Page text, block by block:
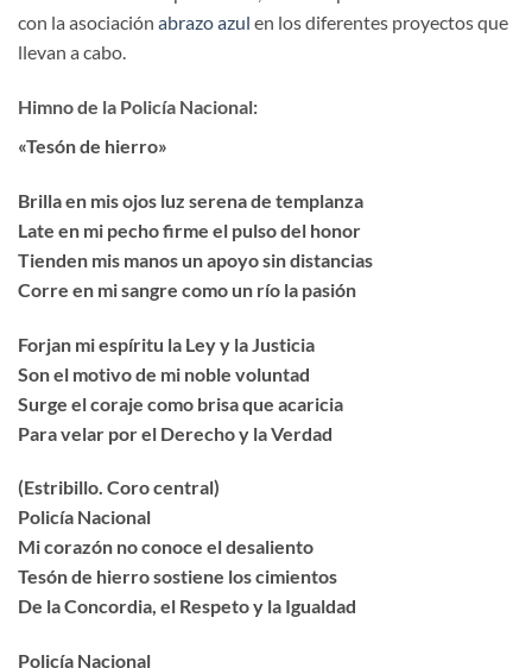
con la asociación abrazo azul en los diferentes proyectos que
llevan a cabo.
Himno de la Policía Nacional:
«Tesón de hierro»
Brilla en mis ojos luz serena de templanza
Late en mi pecho firme el pulso del honor
Tienden mis manos un apoyo sin distancias
Corre en mi sangre como un río la pasión
Forjan mi espíritu la Ley y la Justicia
Son el motivo de mi noble voluntad
Surge el coraje como brisa que acaricia
Para velar por el Derecho y la Verdad
(Estribillo. Coro central)
Policía Nacional
Mi corazón no conoce el desaliento
Tesón de hierro sostiene los cimientos
De la Concordia, el Respeto y la Igualdad
Policía Nacional